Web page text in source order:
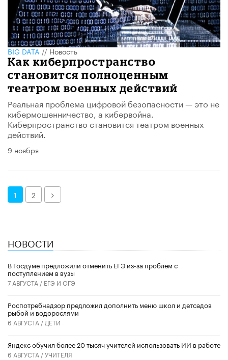
BIG DATA//Новость
Как киберпространство
становится полноценным
театром военных действий
Реальная проблема цифровой безопасности — это не
кибермошенничество, а кибервойна.
Киберпространство становится театром военных
действий.
9 ноября
1 2 Далее
НОВОСТИ
В Госдуме предложили отменить ЕГЭ из-за проблем с
поступлением в вузы
7 АВГУСТА / ЕГЭ И ОГЭ
Роспотребнадзор предложил дополнить меню школ и детсадов
рыбой и водорослями
6 АВГУСТА / ДЕТИ
​Яндекс обучил более 20 тысяч учителей использовать ИИ в работе
6 АВГУСТА /УЧИТЕЛЯ